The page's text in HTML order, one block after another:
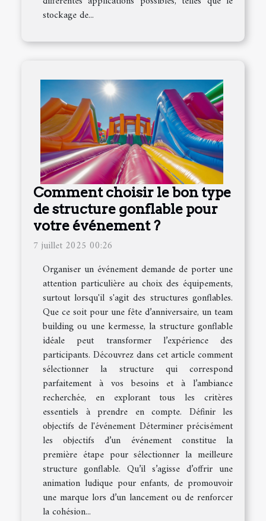
stockage de...
Comment choisir le bon type
de structure gonflable pour
votre événement ?
7 juillet 2025 00:26
Organiser un événement demande de porter une
attention particulière au choix des équipements,
surtout lorsqu'il s'agit des structures gonflables.
Que ce soit pour une fête d’anniversaire, un team
building ou une kermesse, la structure gonflable
idéale peut transformer l’expérience des
participants. Découvrez dans cet article comment
sélectionner la structure qui correspond
parfaitement à vos besoins et à l’ambiance
recherchée, en explorant tous les critères
essentiels à prendre en compte. Définir les
objectifs de l'événement Déterminer précisément
les objectifs d’un événement constitue la
première étape pour sélectionner la meilleure
structure gonflable. Qu’il s’agisse d’offrir une
animation ludique pour enfants, de promouvoir
une marque lors d’un lancement ou de renforcer
la cohésion...